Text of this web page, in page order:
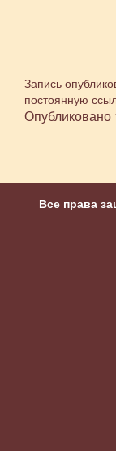
Запись
постоянную
Опубликовано
Все права